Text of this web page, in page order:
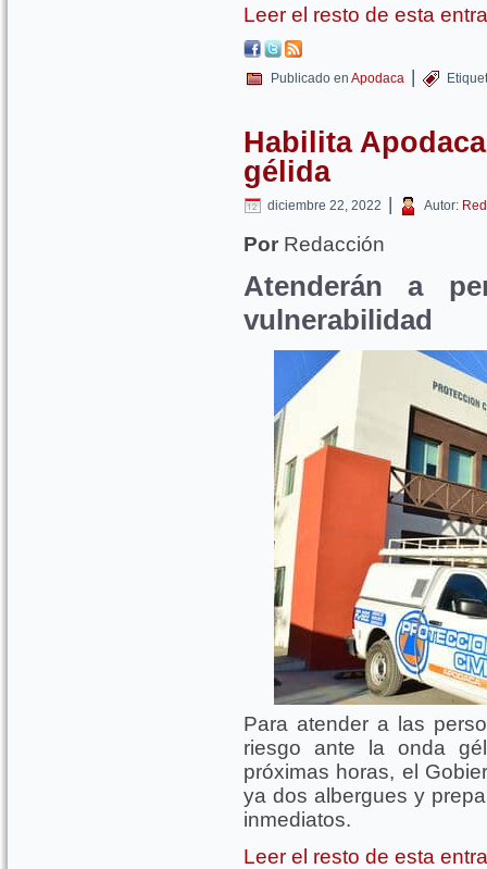
Leer el resto de esta
Publicado en Apodaca |
Habilita
gélida
diciembre 22, 2022 | Autor:
Por Redacción
Atenderán a
vulnerabilidad
Para atender a las
riesgo ante la onda
próximas horas, el
ya dos albergues y
inmediatos.
Leer el resto de esta